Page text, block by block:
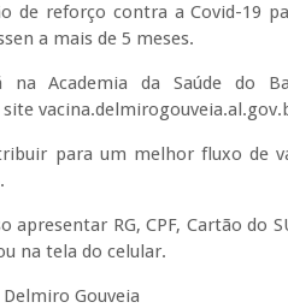
de reforço contra a Covid-19
a mais de 5 meses.
na Academia da Saúde do
para um melhor fluxo de
apresentar RG, CPF, Cartão do
na tela do celular.
Gouveia